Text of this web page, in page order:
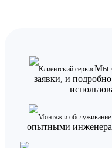
Клиентский сервисМы
заявки, и
Монтаж и обслуживание
опытными